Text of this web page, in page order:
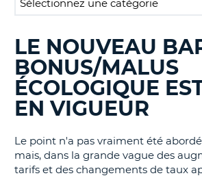
RECHERCHER
DES
BLOGS......
LE NOUVEAU
BONUS/MALUS
ÉCOLOGIQUE
EN VIGUEUR
Le point n'a pas vraiment été
mais, dans la grande vague des
tarifs et des changements de taux